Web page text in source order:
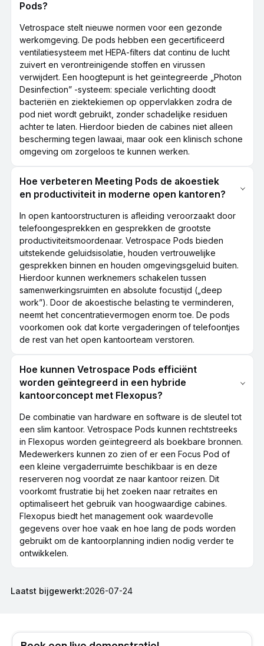
Pods?
Vetrospace stelt nieuwe normen voor een gezonde
werkomgeving. De pods hebben een gecertificeerd
ventilatiesysteem met HEPA-filters dat continu de lucht
zuivert en verontreinigende stoffen en virussen
verwijdert. Een hoogtepunt is het geïntegreerde „Photon
Desinfection” -systeem: speciale verlichting doodt
bacteriën en ziektekiemen op oppervlakken zodra de
pod niet wordt gebruikt, zonder schadelijke residuen
achter te laten. Hierdoor bieden de cabines niet alleen
bescherming tegen lawaai, maar ook een klinisch schone
omgeving om zorgeloos te kunnen werken.
Hoe verbeteren Meeting Pods de akoestiek
en productiviteit in moderne open kantoren?
In open kantoorstructuren is afleiding veroorzaakt door
telefoongesprekken en gesprekken de grootste
productiviteitsmoordenaar. Vetrospace Pods bieden
uitstekende geluidsisolatie, houden vertrouwelijke
gesprekken binnen en houden omgevingsgeluid buiten.
Hierdoor kunnen werknemers schakelen tussen
samenwerkingsruimten en absolute focustijd („deep
work”). Door de akoestische belasting te verminderen,
neemt het concentratievermogen enorm toe. De pods
voorkomen ook dat korte vergaderingen of telefoontjes
de rest van het open kantoorteam verstoren.
Hoe kunnen Vetrospace Pods efficiënt
worden geïntegreerd in een hybride
kantoorconcept met Flexopus?
De combinatie van hardware en software is de sleutel tot
een slim kantoor. Vetrospace Pods kunnen rechtstreeks
in Flexopus worden geïntegreerd als boekbare bronnen.
Medewerkers kunnen zo zien of er een Focus Pod of
een kleine vergaderruimte beschikbaar is en deze
reserveren nog voordat ze naar kantoor reizen. Dit
voorkomt frustratie bij het zoeken naar retraites en
optimaliseert het gebruik van hoogwaardige cabines.
Flexopus biedt het management ook waardevolle
gegevens over hoe vaak en hoe lang de pods worden
gebruikt om de kantoorplanning indien nodig verder te
ontwikkelen.
Laatst bijgewerkt:2026-07-24